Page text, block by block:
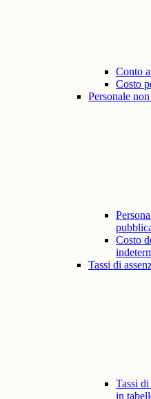
Conto
Costo
Personale
Costo
Tassi di
Tassi
in